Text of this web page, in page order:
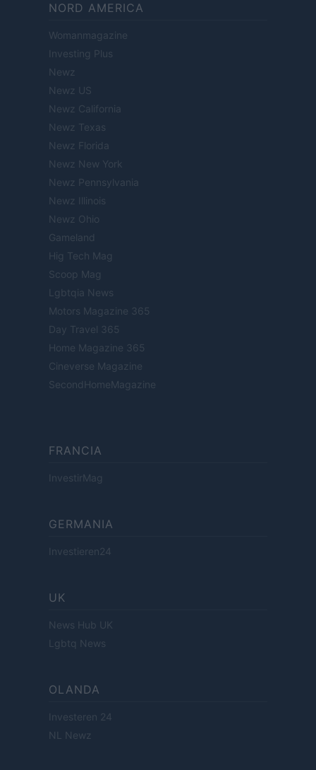
NORD AMERICA
Womanmagazine
Investing Plus
Newz
Newz US
Newz California
Newz Texas
Newz Florida
Newz New York
Newz Pennsylvania
Newz Illinois
Newz Ohio
Gameland
Hig Tech Mag
Scoop Mag
Lgbtqia News
Motors Magazine 365
Day Travel 365
Home Magazine 365
Cineverse Magazine
SecondHomeMagazine
FRANCIA
InvestirMag
GERMANIA
Investieren24
UK
News Hub UK
Lgbtq News
OLANDA
Investeren 24
NL Newz